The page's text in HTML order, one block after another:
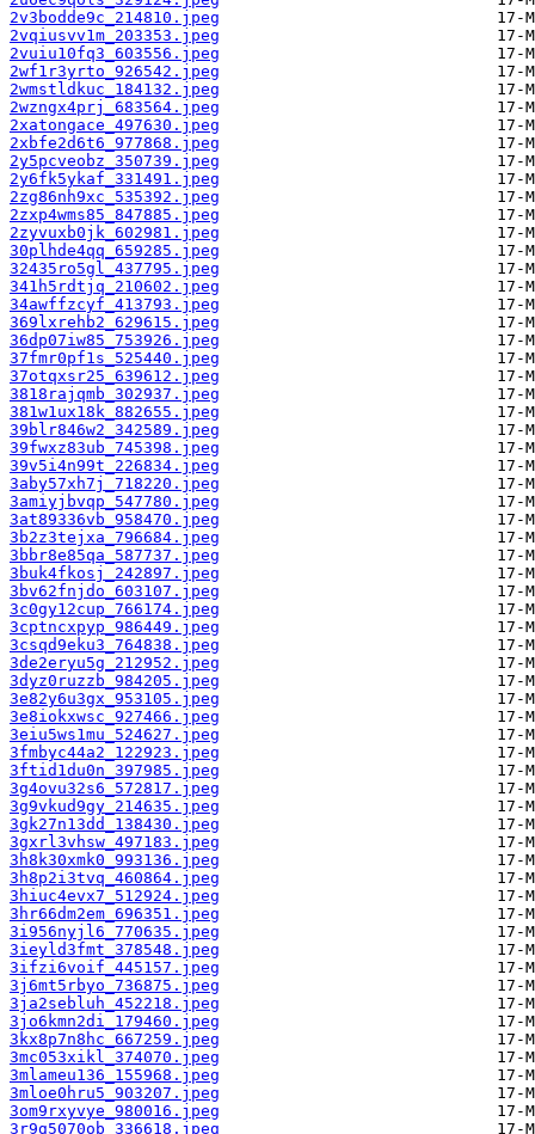
2v3bodde9c_214810.jpeg
2vqiusvv1m_203353.jpeg
2vuiu10fq3_603556.jpeg
2wf1r3yrto_926542.jpeg
2wmstldkuc_184132.jpeg
2wzngx4prj_683564.jpeg
2xatongace_497630.jpeg
2xbfe2d6t6_977868.jpeg
2y5pcveobz_350739.jpeg
2y6fk5ykaf_331491.jpeg
2zg86nh9xc_535392.jpeg
2zxp4wms85_847885.jpeg
2zyvuxb0jk_602981.jpeg
30plhde4qq_659285.jpeg
32435ro5gl_437795.jpeg
341h5rdtjq_210602.jpeg
34awffzcyf_413793.jpeg
369lxrehb2_629615.jpeg
36dp07iw85_753926.jpeg
37fmr0pf1s_525440.jpeg
37otqxsr25_639612.jpeg
3818rajqmb_302937.jpeg
381w1ux18k_882655.jpeg
39blr846w2_342589.jpeg
39fwxz83ub_745398.jpeg
39v5i4n99t_226834.jpeg
3aby57xh7j_718220.jpeg
3amiyjbvqp_547780.jpeg
3at89336vb_958470.jpeg
3b2z3tejxa_796684.jpeg
3bbr8e85qa_587737.jpeg
3buk4fkosj_242897.jpeg
3bv62fnjdo_603107.jpeg
3c0gy12cup_766174.jpeg
3cptncxpyp_986449.jpeg
3csqd9eku3_764838.jpeg
3de2eryu5g_212952.jpeg
3dyz0ruzzb_984205.jpeg
3e82y6u3gx_953105.jpeg
3e8iokxwsc_927466.jpeg
3eiu5ws1mu_524627.jpeg
3fmbyc44a2_122923.jpeg
3ftid1du0n_397985.jpeg
3g4ovu32s6_572817.jpeg
3g9vkud9gy_214635.jpeg
3gk27n13dd_138430.jpeg
3gxrl3vhsw_497183.jpeg
3h8k30xmk0_993136.jpeg
3h8p2i3tvq_460864.jpeg
3hiuc4evx7_512924.jpeg
3hr66dm2em_696351.jpeg
3i956nyjl6_770635.jpeg
3ieyld3fmt_378548.jpeg
3ifzi6voif_445157.jpeg
3j6mt5rbyo_736875.jpeg
3ja2sebluh_452218.jpeg
3jo6kmn2di_179460.jpeg
3kx8p7n8hc_667259.jpeg
3mc053xikl_374070.jpeg
3mlameu136_155968.jpeg
3mloe0hru5_903207.jpeg
3om9rxyvye_980016.jpeg
3r9g5070ob_336618.jpeg